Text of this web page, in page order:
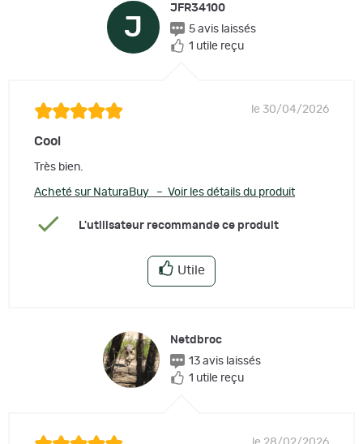
J
JFR34100
5 avis laissés
1 utile reçu
le 30/04/2026
Cool
Très bien.
Acheté sur NaturaBuy – Voir les détails du produit
L'utilisateur recommande ce produit
Utile
Netdbroc
13 avis laissés
1 utile reçu